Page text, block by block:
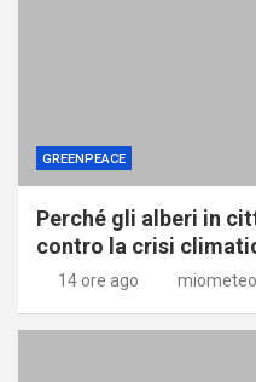
GREENPEACE
Perché gli alberi in
contro la crisi
14 ore ago miometeo